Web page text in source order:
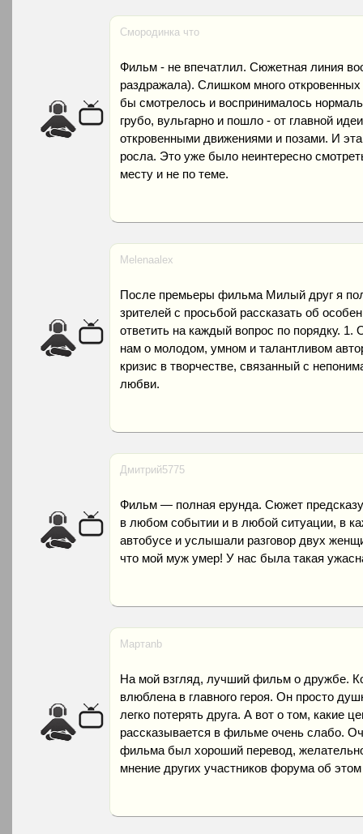
Смородинка что
Фильм - не впечатлил. Сюжетная линия
раздражала). Слишком много
бы смотрелось и воспринималось
грубо, вульгарно и пошло - от главной
откровенными движениями и позами. И
росла. Это уже было неинтересно
месту и не по теме.
Melenaalex
После премьеры фильма Милый друг я
зрителей с просьбой рассказать об
ответить на каждый вопрос по порядку.
нам о молодом, умном и талантливом
кризис в творчестве, связанный с
любви.
Дмитрий5775
Фильм — полная ерунда. Сюжет
в любом событии и в любой ситуации, в
автобусе и услышали разговор двух
что мой муж умер! У нас была такая
Мартаnb
На мой взгляд, лучший фильм о дружбе.
влюблена в главного героя. Он просто
легко потерять друга. А вот о том, какие
рассказывается в фильме очень слабо.
фильма был хороший перевод,
мнение других участников форума об